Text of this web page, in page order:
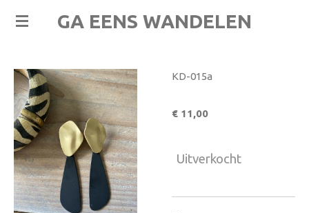
Ga
de
hoofdinhoud
GA EENS WANDELEN
KD-015a
€ 11,00
Uitverkocht